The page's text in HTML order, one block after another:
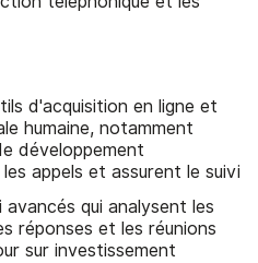
d'acquisition en ligne et
humaine, notamment
développement
appels et assurent le suivi
qui analysent les
réponses et les réunions
sur investissement